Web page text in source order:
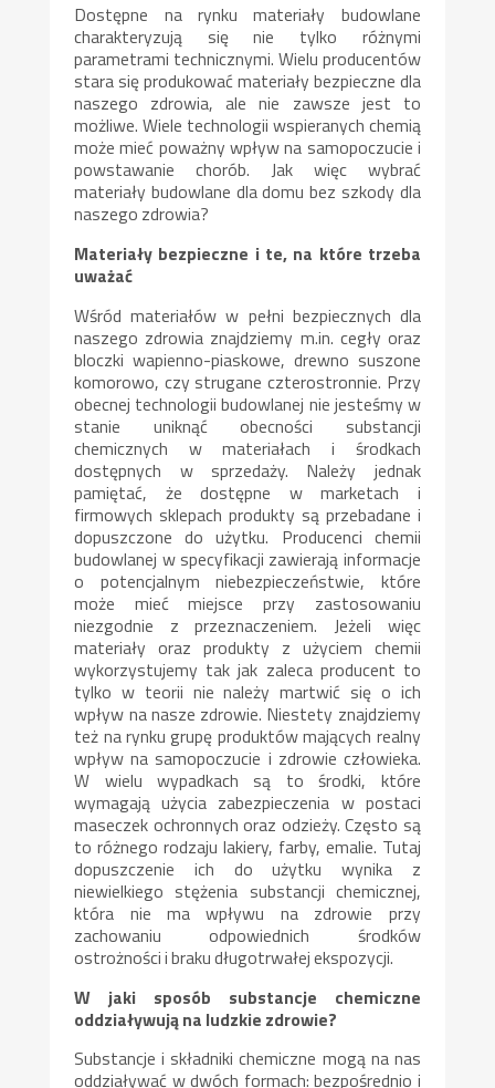
Dostępne na rynku materiały budowlane
charakteryzują się nie tylko różnymi
parametrami technicznymi. Wielu producentów
stara się produkować materiały bezpieczne dla
naszego zdrowia, ale nie zawsze jest to
możliwe. Wiele technologii wspieranych chemią
może mieć poważny wpływ na samopoczucie i
powstawanie chorób. Jak więc wybrać
materiały budowlane dla domu bez szkody dla
naszego zdrowia?
Materiały bezpieczne i te, na które trzeba
uważać
Wśród materiałów w pełni bezpiecznych dla
naszego zdrowia znajdziemy m.in. cegły oraz
bloczki wapienno-piaskowe, drewno suszone
komorowo, czy strugane czterostronnie. Przy
obecnej technologii budowlanej nie jesteśmy w
stanie uniknąć obecności substancji
chemicznych w materiałach i środkach
dostępnych w sprzedaży. Należy jednak
pamiętać, że dostępne w marketach i
firmowych sklepach produkty są przebadane i
dopuszczone do użytku. Producenci chemii
budowlanej w specyfikacji zawierają informacje
o potencjalnym niebezpieczeństwie, które
może mieć miejsce przy zastosowaniu
niezgodnie z przeznaczeniem. Jeżeli więc
materiały oraz produkty z użyciem chemii
wykorzystujemy tak jak zaleca producent to
tylko w teorii nie należy martwić się o ich
wpływ na nasze zdrowie. Niestety znajdziemy
też na rynku grupę produktów mających realny
wpływ na samopoczucie i zdrowie człowieka.
W wielu wypadkach są to środki, które
wymagają użycia zabezpieczenia w postaci
maseczek ochronnych oraz odzieży. Często są
to różnego rodzaju lakiery, farby, emalie. Tutaj
dopuszczenie ich do użytku wynika z
niewielkiego stężenia substancji chemicznej,
która nie ma wpływu na zdrowie przy
zachowaniu odpowiednich środków
ostrożności i braku długotrwałej ekspozycji.
W jaki sposób substancje chemiczne
oddziaływują na ludzkie zdrowie?
Substancje i składniki chemiczne mogą na nas
oddziaływać w dwóch formach: bezpośrednio i